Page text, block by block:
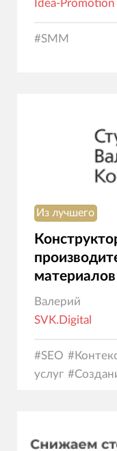
Idea-Promotion
#SMM
Из лучшего
Валерий
SVK.Digital
#SEO #
услуг #